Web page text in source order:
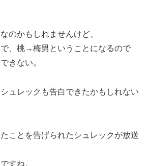
のかもしれませんけど、
、桃→梅男ということになるので
きない。
ュレックも告白できたかもしれない
ことを告げられたシュレックが放送
すね。